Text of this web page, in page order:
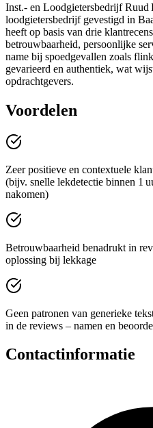
Inst.- en Loodgietersbedrijf Ruud
loodgietersbedrijf gevestigd in
heeft op basis van drie
betrouwbaarheid, persoonlijke
name bij spoedgevallen zoals
gevarieerd en authentiek, wat
opdrachtgevers.
Voordelen
Zeer positieve en contextuele
(bijv. snelle lekdetectie binnen 1
nakomen)
Betrouwbaarheid benadrukt in
oplossing bij lekkage
Geen patronen van generieke
in de reviews – namen en
Contactinformatie